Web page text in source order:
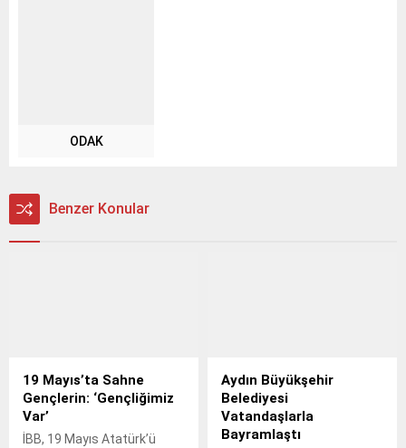
ODAK
Benzer Konular
19 Mayıs’ta Sahne
Gençlerin: ‘Gençliğimiz
Var’
İBB, 19 Mayıs Atatürk’ü
Aydın Büyükşehir
Belediyesi
Vatandaşlarla
Bayramlaştı